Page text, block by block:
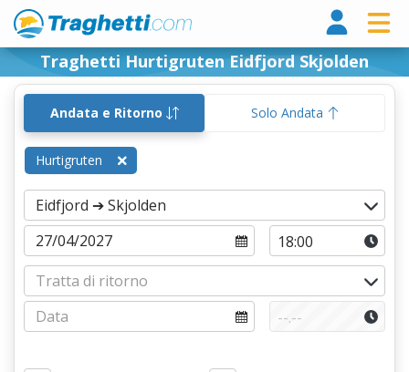
Traghetti Hurtigruten Eidfjord Skjolden
Andata e Ritorno Solo Andata
Hurtigruten